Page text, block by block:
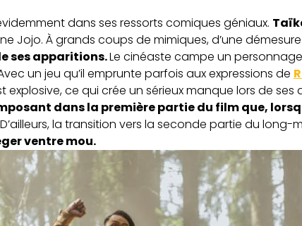
dans ses ressorts comiques géniaux.
Jojo. À grands coups de mimiques, d’une
ses apparitions.Le cinéaste campe un
un jeu qu’il emprunte parfois aux expressions de
explosive, ce qui crée un sérieux manque lors de ses
dans la première partie du film que,
D’ailleurs, la transition vers la seconde partie du
ventre mou.